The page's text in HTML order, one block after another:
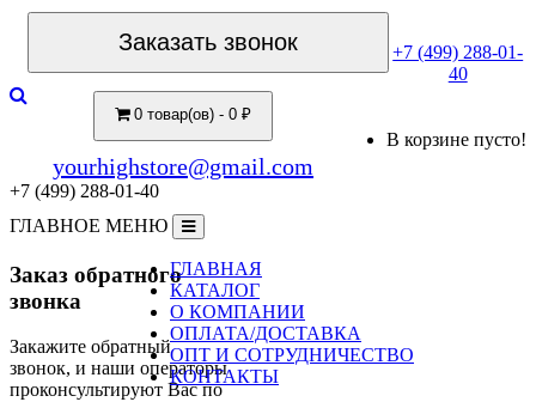
Заказать звонок
+7 (499) 288-01-
40
0 товар(ов) - 0 ₽
В корзине пусто!
yourhighstore@gmail.com
+7 (499) 288-01-40
ГЛАВНОЕ МЕНЮ
ГЛАВНАЯ
КАТАЛОГ
О КОМПАНИИ
ОПЛАТА/ДОСТАВКА
ОПТ И СОТРУДНИЧЕСТВО
КОНТАКТЫ
Заказ обратного
звонка
Закажите обратный
звонок, и наши операторы
проконсультируют Вас по